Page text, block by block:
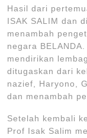
Hasil dari
ISAK SALIM dan
menambah
negara
mendirikan
ditugaskan dari
nazief, Haryono,
dan menambah
Setelah kembali
Prof Isak Salim